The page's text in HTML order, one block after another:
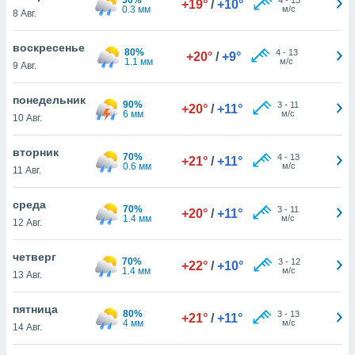
действия
рекламу
нашей
cookie
cookie
в
нашего
8 Авг.
0.3 мм
+19° / +10°
м/с
воскресенье
9 Авг.
80%
1.1 мм
+20° / +9° 4- 13
м/с
понедельник
10 Авг.
90%
6 мм
+20° / +11° 3 - 11
м/с
вторник
11 Авг.
70%
0.6 мм
+21° / +11° 4 - 13
м/с
среда
12 Авг.
70%
1.4 мм
+20° / +11° 3 - 11
м/с
четверг
13 Авг.
70%
1.4 мм
+22° / +10° 3- 12
м/с
пятница
14 Авг.
80%
4 мм
+21° / +11° 3 - 13
м/с